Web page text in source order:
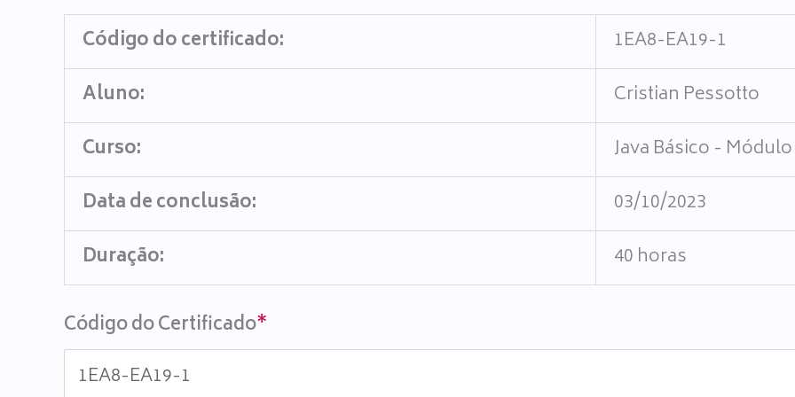
Código do certificado:
1EA8-EA19-1
Aluno:
Cristian Pessotto
Curso:
Java Básico -
Data de conclusão:
03/10/2023
Duração:
40 horas
Código do Certificado*